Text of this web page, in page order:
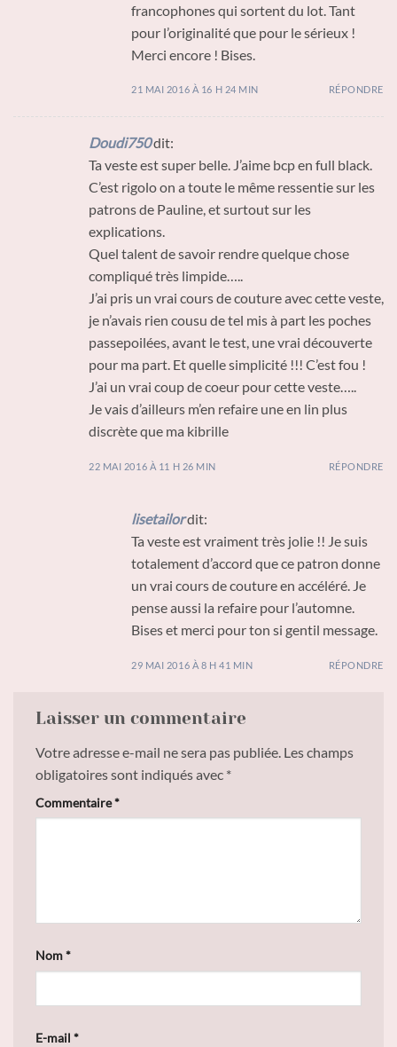
francophones qui sortent du lot. Tant
pour l’originalité que pour le sérieux !
Merci encore ! Bises.
21 MAI 2016 À 16 H 24 MIN RÉPONDRE
Doudi750dit:
Ta veste est super belle. J’aime bcp en full black.
C’est rigolo on a toute le même ressentie sur les
patrons de Pauline, et surtout sur les
explications.
Quel talent de savoir rendre quelque chose
compliqué très limpide…..
J’ai pris un vrai cours de couture avec cette veste,
je n’avais rien cousu de tel mis à part les poches
passepoilées, avant le test, une vrai découverte
pour ma part. Et quelle simplicité !!! C’est fou !
J’ai un vrai coup de coeur pour cette veste…..
Je vais d’ailleurs m’en refaire une en lin plus
discrète que ma kibrille
22 MAI 2016 À 11 H 26 MIN RÉPONDRE
lisetailordit:
Ta veste est vraiment très jolie !! Je suis
totalement d’accord que ce patron donne
un vrai cours de couture en accéléré. Je
pense aussi la refaire pour l’automne.
Bises et merci pour ton si gentil message.
29 MAI 2016 À 8 H 41 MIN RÉPONDRE
Laisser un commentaire
Votre adresse e-mail ne sera pas publiée. Les champs
obligatoires sont indiqués avec *
Commentaire*
Nom*
E-mail *